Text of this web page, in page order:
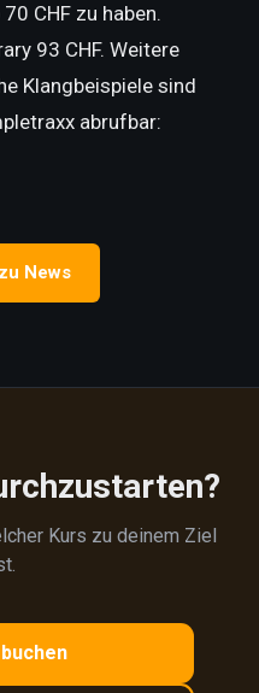
CHF zu haben.
93 CHF. Weitere
Klangbeispiele sind
abrufbar:
News
Kurs zu deinem Ziel